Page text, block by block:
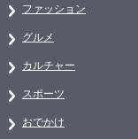
ファッション
グルメ
カルチャー
スポーツ
おでかけ